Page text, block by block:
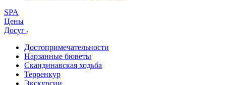
SPA
Цены
Досуг
Достопримечательности
Нарзанные бюветы
Скандинавская ходьба
Терренкур
Экскурсии